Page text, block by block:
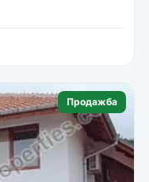
Продажба